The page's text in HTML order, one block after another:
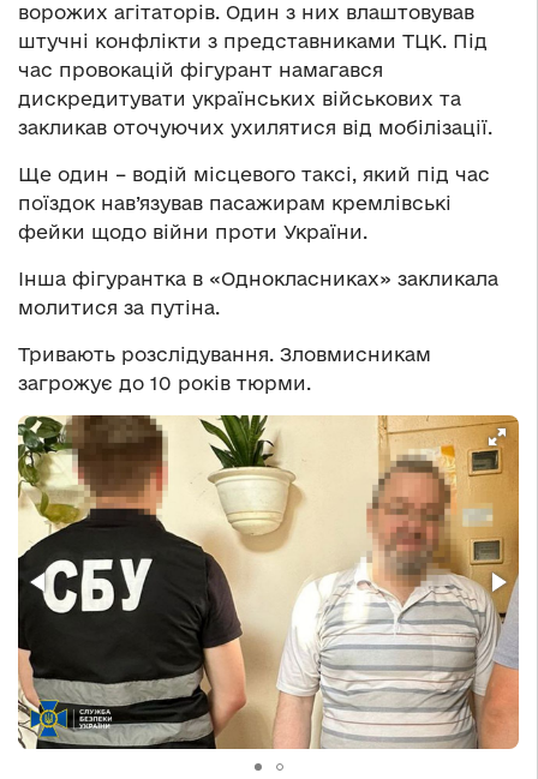
ворожих агітаторів. Один з них влаштовував
штучні конфлікти з представниками ТЦК. Під
час провокацій фігурант намагався
дискредитувати українських військових та
закликав оточуючих ухилятися від мобілізації.
Ще один – водій місцевого таксі, який під час
поїздок нав’язував пасажирам кремлівські
фейки щодо війни проти України.
Інша фігурантка в «Однокласниках» закликала
молитися за путіна.
Тривають розслідування. Зловмисникам
загрожує до 10 років тюрми.